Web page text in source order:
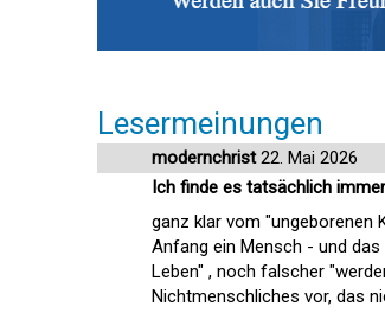
Lesermeinungen
modernchrist22. Mai 2026
Ich finde es tatsächlich
ganz klar vom "ungeborenen
Anfang ein Mensch - und das
Leben" , noch falscher
Nichtmenschliches vor, das